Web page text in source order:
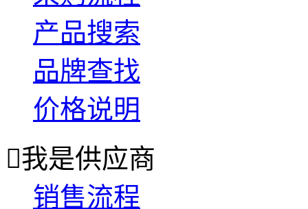
产品搜索
品牌查找
价格说明
我是供应商
销售流程